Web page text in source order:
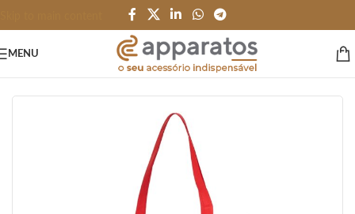
MENU
BOLSAS e SACOLAS/Bolsa e Sacola TNT